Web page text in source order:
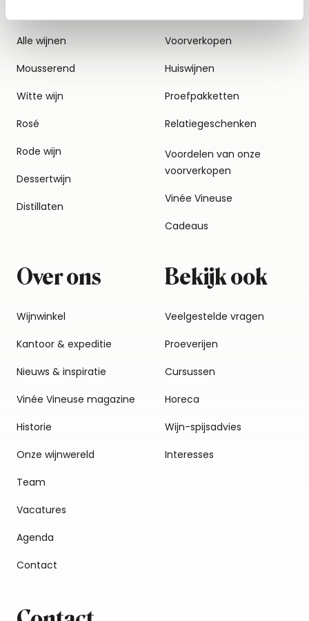
Alle wijnen
Mousserend
Witte wijn
Rosé
Rode wijn
Dessertwijn
Distillaten
Voorverkopen
Huiswijnen
Proefpakketten
Relatiegeschenken
Voordelen van onze
voorverkopen
Vinée Vineuse
Cadeaus
Over ons
Wijnwinkel
Kantoor & expeditie
Nieuws & inspiratie
Vinée Vineuse magazine
Historie
Onze wijnwereld
Team
Vacatures
Agenda
Contact
Bekijk ook
Veelgestelde vragen
Proeverijen
Cursussen
Horeca
Wijn-spijsadvies
Interesses